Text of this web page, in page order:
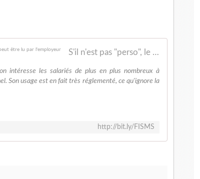
S'il n'est pas "perso", le SMS du portable professionnel peut être lu par l'employeur
intéresse les salariés de plus en plus nombreux à
Son usage est en fait très réglementé, ce qu'ignore la
http://bit.ly/FISMS